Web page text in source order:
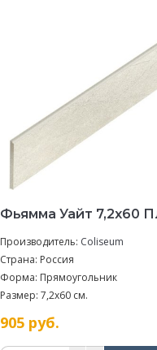
Фьямма Уайт 7,2x60
Производитель: Coliseum
Страна: Россия
Форма: Прямоугольник
Размер: 7,2x60 см.
905руб.